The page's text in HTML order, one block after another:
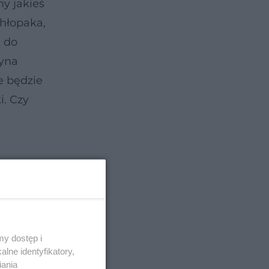
jakieś
do
będzie
Czy
dostęp i
identyfikatory,